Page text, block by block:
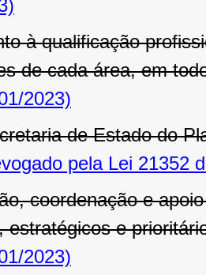
à qualificação
de cada área, em
2023)
de Estado do
pela Lei 21352
coordenação e
estratégicos e
2023)